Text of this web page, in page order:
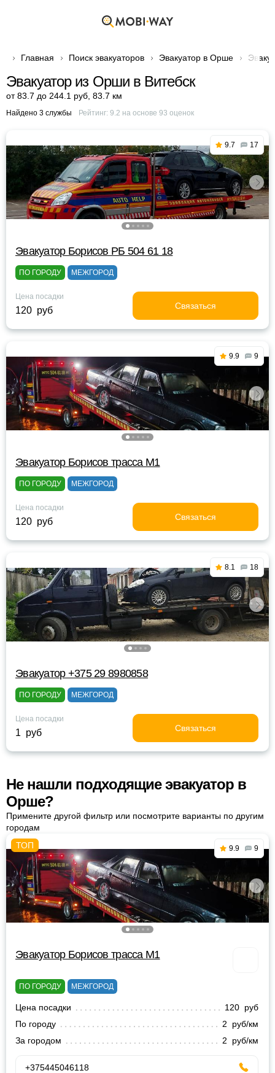
Главная Поиск эвакуаторов Эвакуатор в Орше
Эвакуатор из Орши в Витебск
от 83.7 до 244.1 руб 83.7 км
Найдено 3 службы Рейтинг: 9.2 на основе 93 оценок
9.7 17
Эвакуатор Борисов РБ 504 61 18
ПО ГОРОДУ МЕЖГОРОД
Цена посадки
120 руб Связаться
9.9 9
Эвакуатор Борисов трасса М1
ПО ГОРОДУ МЕЖГОРОД
Цена посадки
120 руб Связаться
8.1 18
Эвакуатор +375 29 8980858
ПО ГОРОДУ МЕЖГОРОД
Цена посадки
1 руб Связаться
Не нашли подходящие эвакуатор в
Орше?
Примените другой фильтр или посмотрите варианты по другим
городам
9.9 9
Эвакуатор Борисов трасса М1
ПО ГОРОДУ МЕЖГОРОД
Цена посадки
120 руб
По городу
2 руб/км
За городом
2 руб/км
+375445046118